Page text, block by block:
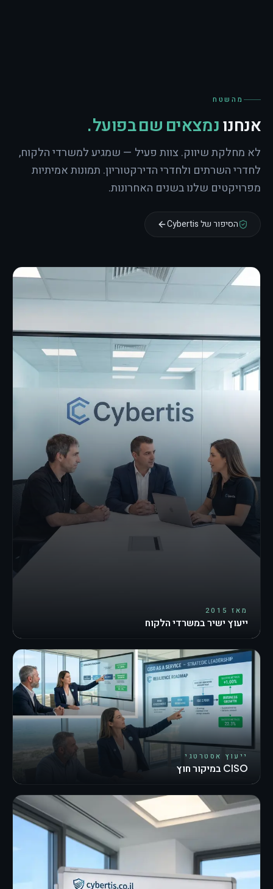
מהשטח
אנחנו נמצאים שם בפועל.
לא מחלקת שיווק. צוות פעיל — שמגיע למשרדי הלקוח,
לחדרי השרתים ולחדרי הדירקטוריון. תמונות אמיתיות
מפרויקטים שלנו בשנים האחרונות.
הסיפור של Cybertis
מאז 2015
ייעוץ ישיר במשרדי הלקוח
ייעוץ אסטרטגי
CISO במיקור חוץ